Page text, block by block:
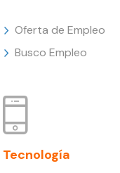
Oferta de Empleo
Busco Empleo
Tecnología